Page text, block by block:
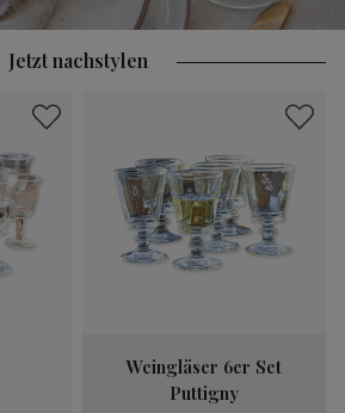
Jetzt nachstylen
Weingläser 6er Set
Puttigny